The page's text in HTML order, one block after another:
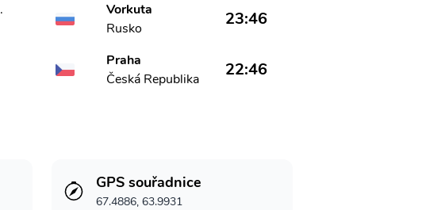
.
Vorkuta
Rusko
23:46
Praha
Česká Republika
22:46
GPS souřadnice
67.4886, 63.9931